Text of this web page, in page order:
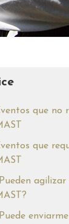
que no
que